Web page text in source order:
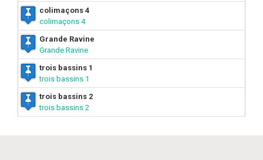
colimaçons 4
colimaçons 4
Grande Ravine
Grande Ravine
trois bassins 1
trois bassins 1
trois bassins 2
trois bassins 2